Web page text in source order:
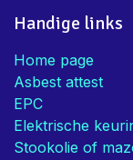
Handige links
Home page
Asbest attest
EPC
Elektrische
Stookolie of